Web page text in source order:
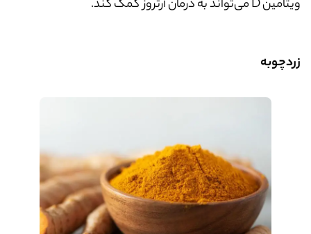
ویتامین D می‌تواند به درمان آرتروز کمک کند.
زردچوبه